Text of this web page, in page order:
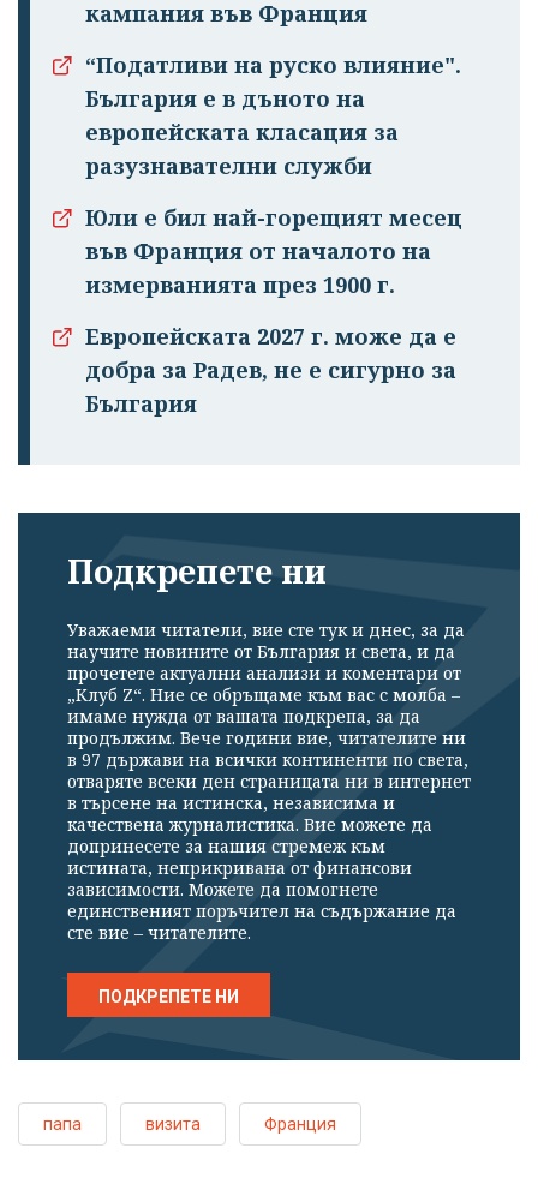
Успешно
излязохте от
профила си!
кампания във Франция
“Податливи на руско влияние".
България е в дъното на
европейската класация за
разузнавателни служби
Юли е бил най-горещият месец
във Франция от началото на
измерванията през 1900 г.
Европейската 2027 г. може да е
добра за Радев, не е сигурно за
България
Подкрепете ни
Уважаеми читатели, вие сте тук и днес, за да
научите новините от България и света, и да
прочетете актуални анализи и коментари от
„Клуб Z“. Ние се обръщаме към вас с молба –
имаме нужда от вашата подкрепа, за да
продължим. Вече години вие, читателите ни
в 97 държави на всички континенти по света,
отваряте всеки ден страницата ни в интернет
в търсене на истинска, независима и
качествена журналистика. Вие можете да
допринесете за нашия стремеж към
истината, неприкривана от финансови
зависимости. Можете да помогнете
единственият поръчител на съдържание да
сте вие – читателите.
ПОДКРЕПЕТЕ НИ
папа визита Франция